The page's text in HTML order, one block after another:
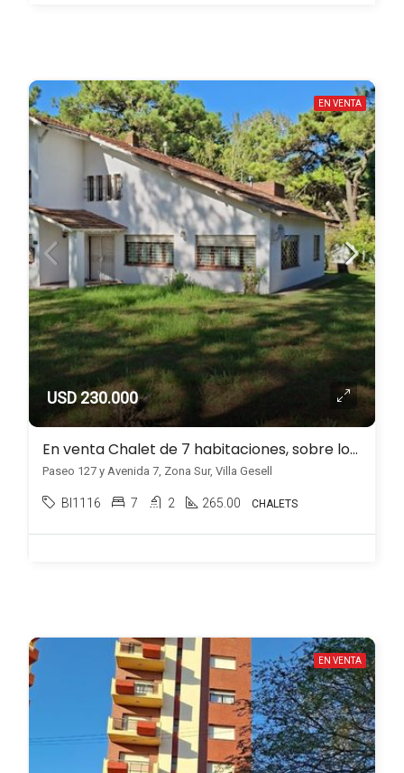
EN VENTA
USD 230.000
En venta Chalet de 7 habitaciones, sobre lote de 1245m2, Zona Sur, Villa Gesell
Paseo 127 y Avenida 7, Zona Sur, Villa Gesell
BI1116 7 2 265.00 CHALETS
EN VENTA